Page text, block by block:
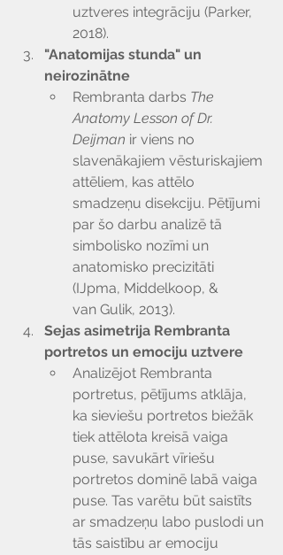
uztveres integrāciju (Parker,
2018).
"Anatomijas stunda" un
neirozinātne
Rembranta darbs The
Anatomy Lesson of Dr.
Deijman ir viens no
slavenākajiem vēsturiskajiem
attēliem, kas attēlo
smadzeņu disekciju. Pētījumi
par šo darbu analizē tā
simbolisko nozīmi un
anatomisko precizitāti
(IJpma, Middelkoop, &
van Gulik, 2013).
Sejas asimetrija Rembranta
portretos un emociju uztvere
Analizējot Rembranta
portretus, pētījums atklāja,
ka sieviešu portretos biežāk
tiek attēlota kreisā vaiga
puse, savukārt vīriešu
portretos dominē labā vaiga
puse. Tas varētu būt saistīts
ar smadzeņu labo puslodi un
tās saistību ar emociju